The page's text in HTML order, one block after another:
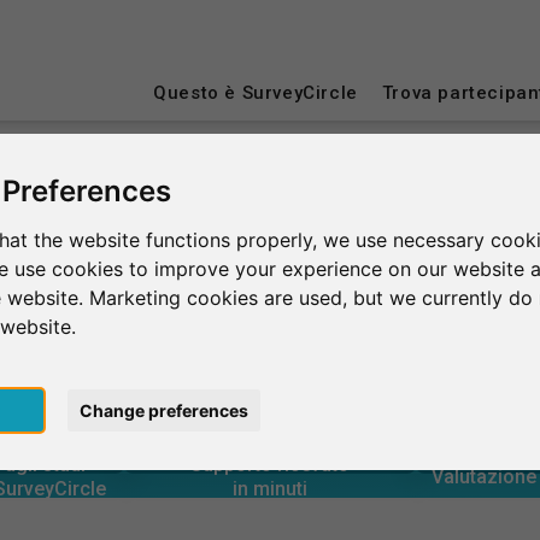
the website functions properly, we use necessary
use cookies to improve your experience on our website
website. Marketing cookies are used, but we currently
Change preferences
Questo è SurveyCircle Trova
studi
24,400+
in minuti
25,700+